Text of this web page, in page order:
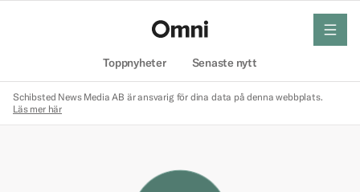
Toppnyheter Senaste nytt
meny
Schibsted News Media AB är ansvarig för dina data på denna webbplats.
Läs mer här